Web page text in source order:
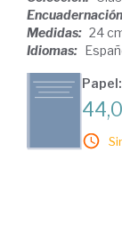
Medidas: 24
Idiomas: